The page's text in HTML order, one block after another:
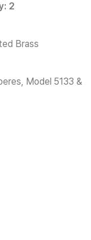
2
Brass
Model 5133 &